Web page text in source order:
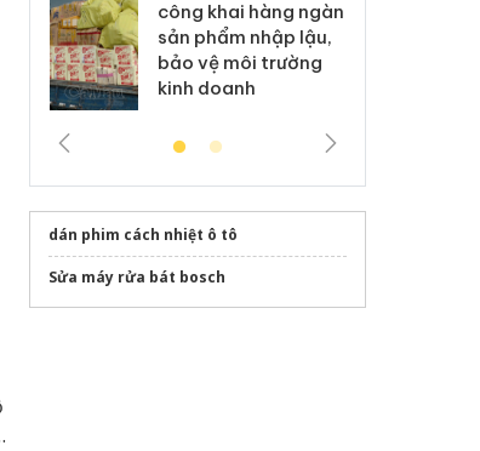
công khai hàng ngàn
sản phẩm nhập lậu,
bảo vệ môi trường
kinh doanh
dán phim cách nhiệt ô tô
Sửa máy rửa bát bosch